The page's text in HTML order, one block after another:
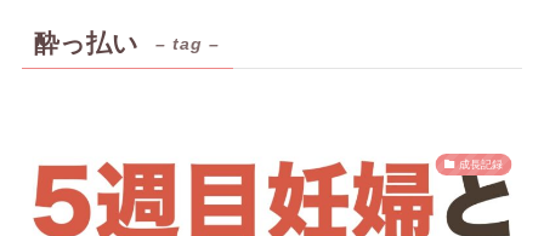
酔っ払い – tag –
成長記録